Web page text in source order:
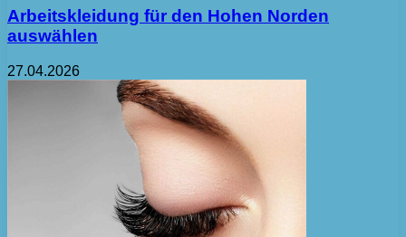
Arbeitskleidung für den Hohen Norden
auswählen
27.04.2026